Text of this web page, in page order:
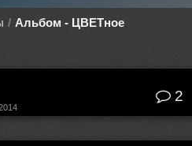
Альбом - ЦВЕТное
2